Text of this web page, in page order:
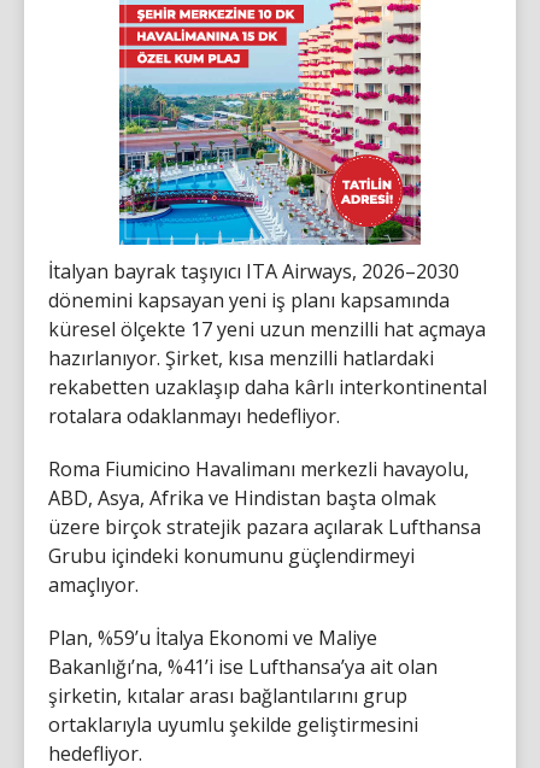
İtalyan bayrak taşıyıcı ITA Airways, 2026–2030
dönemini kapsayan yeni iş planı kapsamında
küresel ölçekte 17 yeni uzun menzilli hat açmaya
hazırlanıyor. Şirket, kısa menzilli hatlardaki
rekabetten uzaklaşıp daha kârlı interkontinental
rotalara odaklanmayı hedefliyor.
Roma Fiumicino Havalimanı merkezli havayolu,
ABD, Asya, Afrika ve Hindistan başta olmak
üzere birçok stratejik pazara açılarak Lufthansa
Grubu içindeki konumunu güçlendirmeyi
amaçlıyor.
Plan, %59’u İtalya Ekonomi ve Maliye
Bakanlığı’na, %41’i ise Lufthansa’ya ait olan
şirketin, kıtalar arası bağlantılarını grup
ortaklarıyla uyumlu şekilde geliştirmesini
hedefliyor.